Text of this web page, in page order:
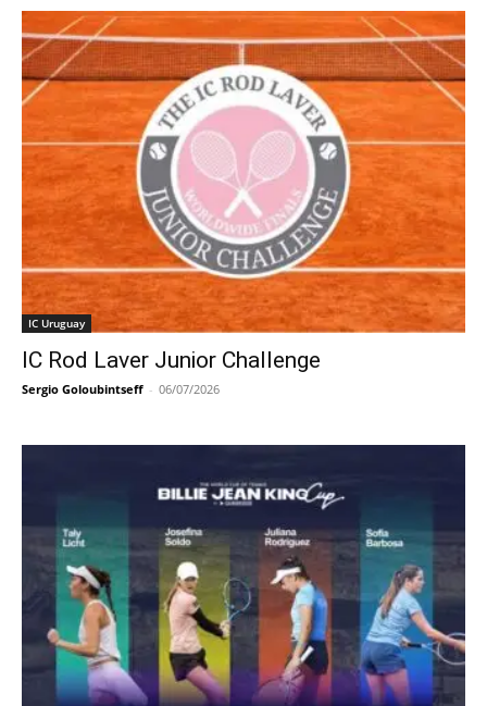
IC Uruguay
IC Rod Laver Junior Challenge
Sergio Goloubintseff - 06/07/2026